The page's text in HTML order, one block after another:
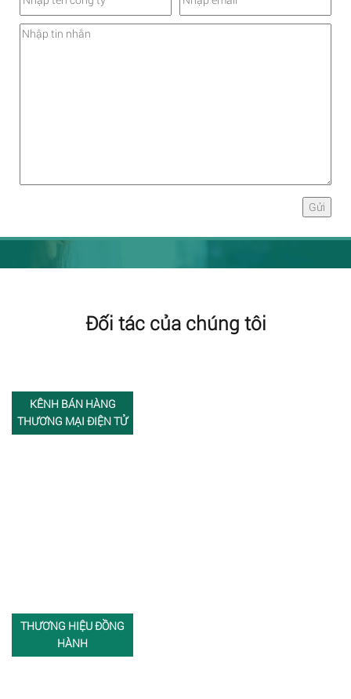
Đối tác của chúng tôi
KÊNH BÁN HÀNG
THƯƠNG MẠI ĐIỆN TỬ
THƯƠNG HIỆU ĐỒNG
HÀNH